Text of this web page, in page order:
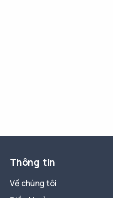
Thông tin
Về chúng tôi